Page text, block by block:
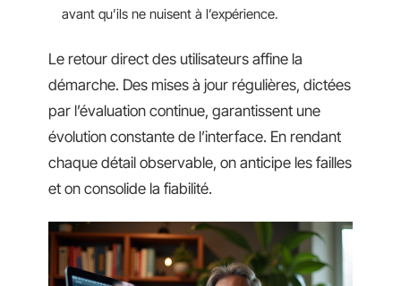
avant qu’ils ne nuisent à l’expérience.
Le retour direct des utilisateurs affine la
démarche. Des mises à jour régulières, dictées
par l’évaluation continue, garantissent une
évolution constante de l’interface. En rendant
chaque détail observable, on anticipe les failles
et on consolide la fiabilité.